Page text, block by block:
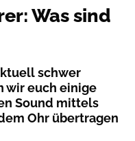
Was sind
schwer
wir euch einige
Sound mittels
Ohr übertragen